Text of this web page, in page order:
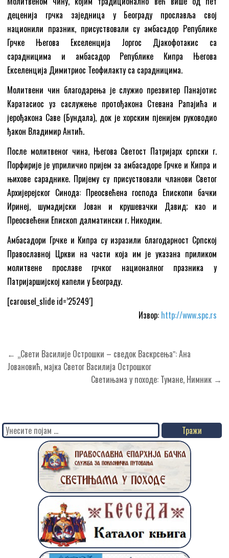
деценија грчка заједница у Београду прославља свој
национили празник, присуствовали су амбасадор Републике
Грчке Његова Екселенција Јоргос Дјакофотакис са
сарадницима и амбасадор Републике Кипра Његова
Екселенција Димитриос Теофилакту са сарадницима.
Молитвени чин благодарења је служио презвитер Панајотис
Каратасиос уз саслужење протођакона Стевана Рапајића и
јерођакона Саве (Бундала), док је хорским пјенијем руководио
ђакон Владимир Антић.
После молитвеног чина, Његова Светост Патријарх српски г.
Порфирије је уприличио пријем за амбасадоре Грчке и Кипра и
њихове сараднике. Пријему су присуствовали чланови Светог
Архијерејског Синода: Преосвећена господа Епископи бачки
Иринеј, шумадијски Јован и крушевачки Давид; као и
Преосвећени Епископ далматински г. Никодим.
Амбасадори Грчке и Кипра су изразили благодарност Српској
Православној Цркви на части која им је указана приликом
молитвене прославе грчког националног празника у
Патријаршијској капели у Београду.
[carousel_slide id=’25249′]
Извор: http://www.spc.rs
Кретање
чланка
← „Свети Василије Острошки – сведок Васкрсењаˮ: Ана
Јовановић, мајка Светог Василија Острошког
Светињама у походе: Тумане, Нимник →
Search
for: